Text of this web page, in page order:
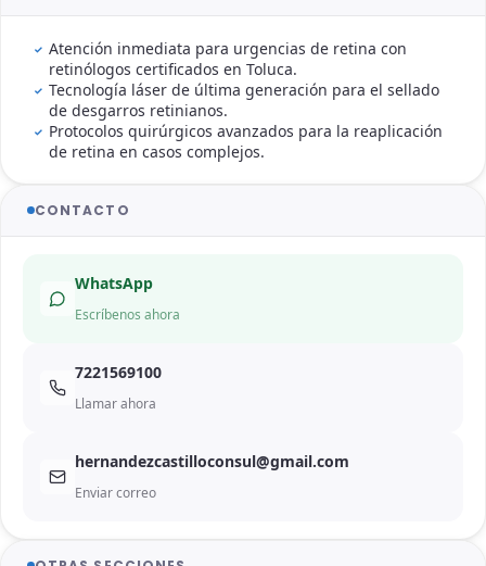
emergencia de este tipo, el tiempo es el factor más
determinante para el éxito del tratamiento y la recuperación de
la vista.
Atención inmediata para urgencias de retina con
retinólogos certificados en Toluca.
Tecnología láser de última generación para el sellado
de desgarros retinianos.
Protocolos quirúrgicos avanzados para la reaplicación
de retina en casos complejos.
CONTACTO
WhatsApp
Escríbenos ahora
7221569100
Llamar ahora
hernandezcastilloconsul@gmail.com
Enviar correo